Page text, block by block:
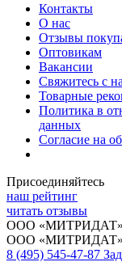
Контакты
О нас
Отзывы
Оптовикам
Вакансии
Свяжитесь с
Товарные
Политика в
данных
Согласие на
Присоединяйтесь
наш рейтинг
читать отзывы
ООО «МИТРИДАТ»
ООО «МИТРИДАТ»
8 (495) 545-47-87